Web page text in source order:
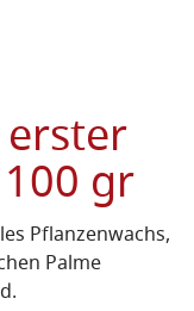
gr
Pflanzenwachs,
Palme